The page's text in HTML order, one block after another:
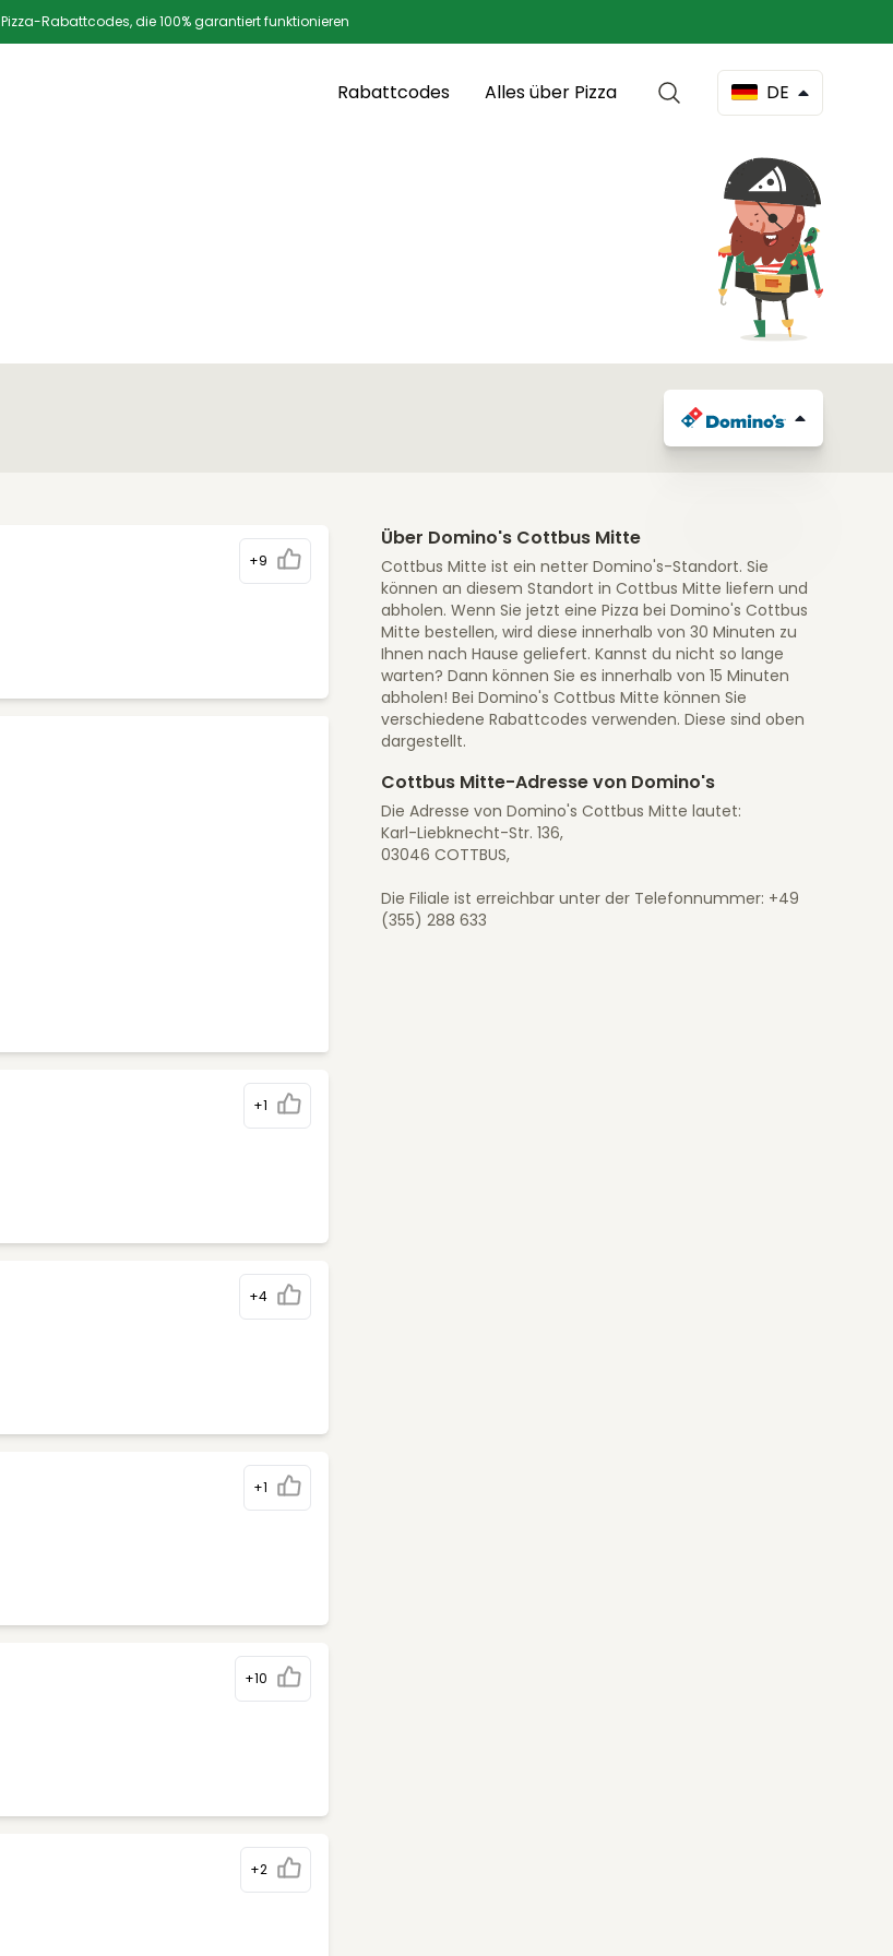
Pizza-Rabattcodes, die 100% garantiert funktionieren
Rabattcodes Alles über Pizza DE
+9
+1
+4
+1
+10
+2
Über Domino's Cottbus Mitte
Cottbus Mitte ist ein netter Domino's-Standort. Sie
können an diesem Standort in Cottbus Mitte liefern und
abholen. Wenn Sie jetzt eine Pizza bei Domino's Cottbus
Mitte bestellen, wird diese innerhalb von 30 Minuten zu
Ihnen nach Hause geliefert. Kannst du nicht so lange
warten? Dann können Sie es innerhalb von 15 Minuten
abholen! Bei Domino's Cottbus Mitte können Sie
verschiedene Rabattcodes verwenden. Diese sind oben
dargestellt.
Cottbus Mitte-Adresse von Domino's
Die Adresse von Domino's Cottbus Mitte lautet:
Karl-Liebknecht-Str. 136,
03046 COTTBUS,
Die Filiale ist erreichbar unter der Telefonnummer: +49
(355) 288 633